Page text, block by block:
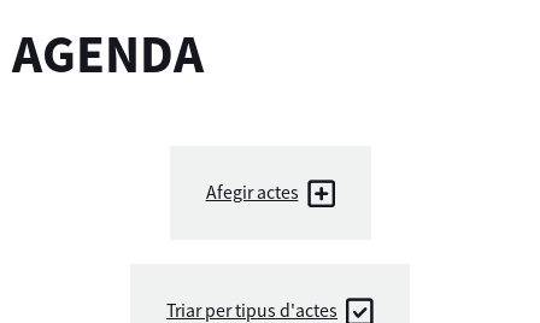
AGENDA
Afegir actes
Triar per tipus d'actes